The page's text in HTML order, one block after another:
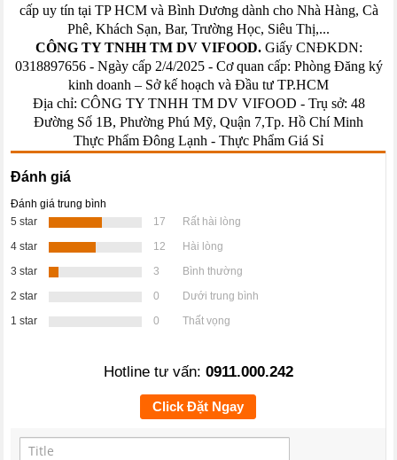
cấp uy tín tại TP HCM và Bình Dương dành cho Nhà Hàng, Cà
Phê, Khách Sạn, Bar, Trường Học, Siêu Thị,...
CÔNG TY TNHH TM DV VIFOOD.Giấy CNĐKDN:
0318897656 - Ngày cấp 2/4/2025 - Cơ quan cấp: Phòng Đăng ký
kinh doanh – Sở kế hoạch và Đầu tư TP.HCM
Địa chỉ: CÔNG TY TNHH TM DV VIFOOD - Trụ sở: 48
Đường Số 1B, Phường Phú Mỹ, Quận 7,Tp. Hồ Chí Minh
Thực Phẩm Đông Lạnh - Thực Phẩm Giá Sỉ
Đánh giá
Đánh giá trung bình
5 star
17
Rất hài lòng
4 star
12
Hài lòng
3 star
3
Bình thường
2 star
0
Dưới trung bình
1 star
0 Thất vọng
Hotline tư vấn: 0911.000.242
Click Đặt Ngay